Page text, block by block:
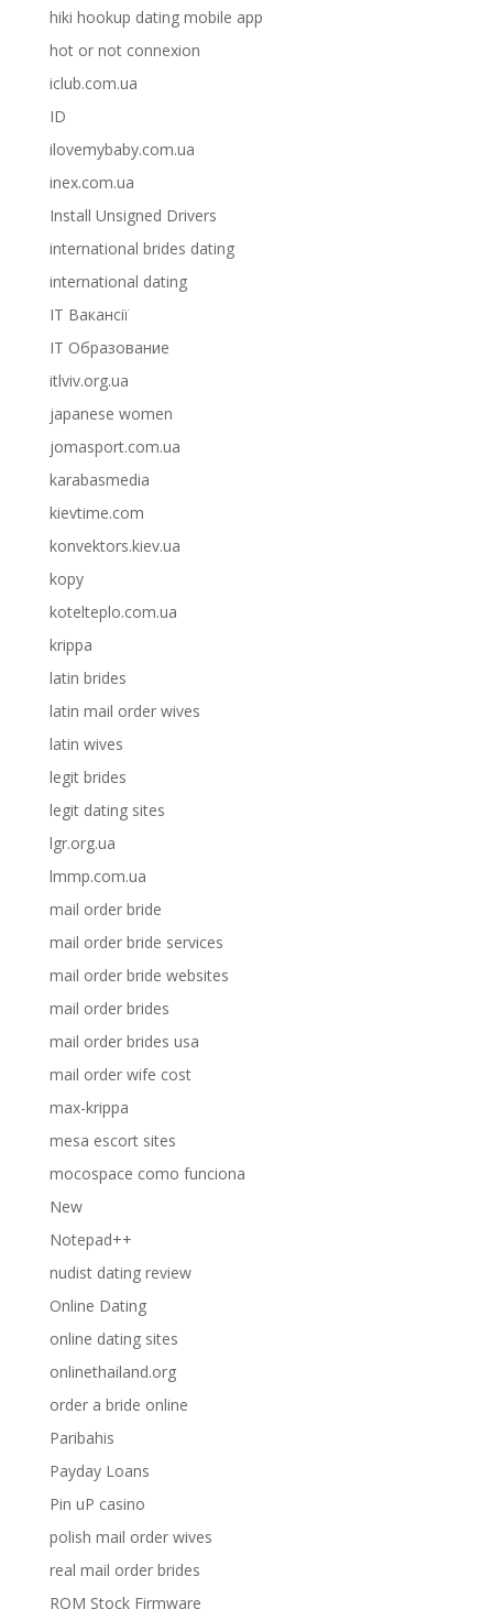
hiki hookup dating mobile app
hot or not connexion
iclub.com.ua
ID
ilovemybaby.com.ua
inex.com.ua
Install Unsigned Drivers
international brides dating
international dating
IT Вакансії
IT Образование
itlviv.org.ua
japanese women
jomasport.com.ua
karabasmedia
kievtime.com
konvektors.kiev.ua
kopy
kotelteplo.com.ua
krippa
latin brides
latin mail order wives
latin wives
legit brides
legit dating sites
lgr.org.ua
lmmp.com.ua
mail order bride
mail order bride services
mail order bride websites
mail order brides
mail order brides usa
mail order wife cost
max-krippa
mesa escort sites
mocospace como funciona
New
Notepad++
nudist dating review
Online Dating
online dating sites
onlinethailand.org
order a bride online
Paribahis
Payday Loans
Pin uP casino
polish mail order wives
real mail order brides
ROM Stock Firmware